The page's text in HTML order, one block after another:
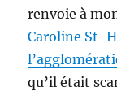
renvoie à
Caroline St-
qu’il était